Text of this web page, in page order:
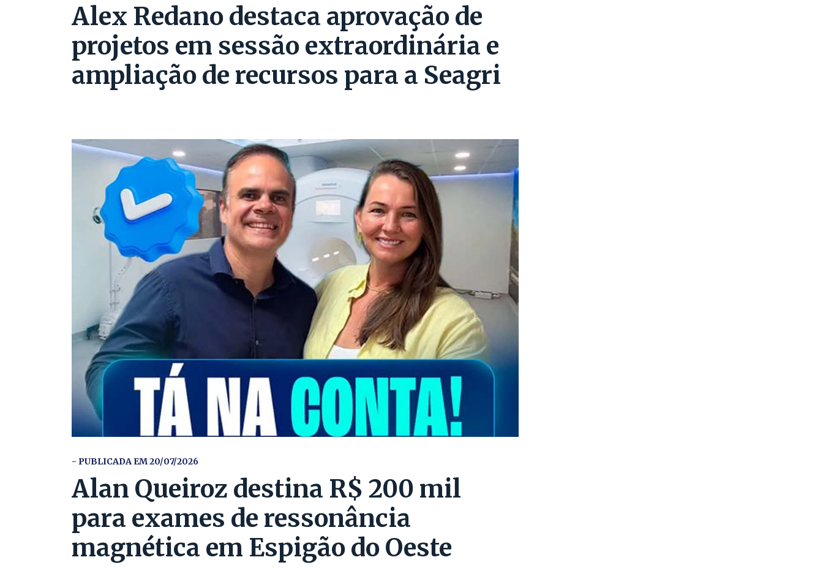
Alex Redano destaca aprovação de
projetos em sessão extraordinária e
ampliação de recursos para a Seagri
- PUBLICADA EM 20/07/2026
Alan Queiroz destina R$ 200 mil
para exames de ressonância
magnética em Espigão do Oeste